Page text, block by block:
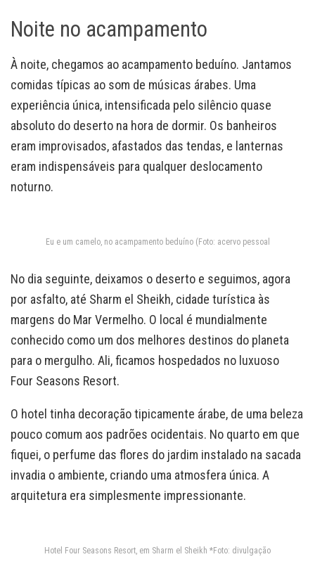
Noite no acampamento
À noite, chegamos ao acampamento beduíno. Jantamos
comidas típicas ao som de músicas árabes. Uma
experiência única, intensificada pelo silêncio quase
absoluto do deserto na hora de dormir. Os banheiros
eram improvisados, afastados das tendas, e lanternas
eram indispensáveis para qualquer deslocamento
noturno.
Eu e um camelo, no acampamento beduíno (Foto: acervo pessoal
No dia seguinte, deixamos o deserto e seguimos, agora
por asfalto, até Sharm el Sheikh, cidade turística às
margens do Mar Vermelho. O local é mundialmente
conhecido como um dos melhores destinos do planeta
para o mergulho. Ali, ficamos hospedados no luxuoso
Four Seasons Resort.
O hotel tinha decoração tipicamente árabe, de uma beleza
pouco comum aos padrões ocidentais. No quarto em que
fiquei, o perfume das flores do jardim instalado na sacada
invadia o ambiente, criando uma atmosfera única. A
arquitetura era simplesmente impressionante.
Hotel Four Seasons Resort, em Sharm el Sheikh *Foto: divulgação